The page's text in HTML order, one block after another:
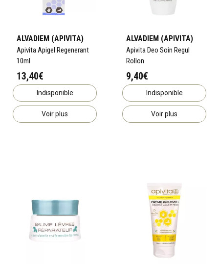
ALVADIEM (APIVITA)
Apivita Apigel Regenerant
10ml
13,40€
Indisponible
Voir plus
ALVADIEM (APIVITA)
Apivita Deo Soin Regul
Rollon
9,40€
Indisponible
Voir plus